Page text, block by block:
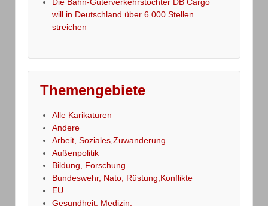
will in Deutschland über 6 000 Stellen
streichen
Themengebiete
Alle Karikaturen
Andere
Arbeit, Soziales,Zuwanderung
Außenpolitik
Bildung, Forschung
Bundeswehr, Nato, Rüstung,Konflikte
EU
Gesundheit, Medizin,